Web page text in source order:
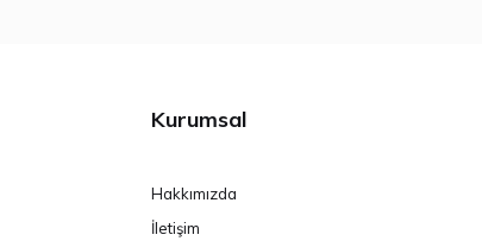
Kurumsal
Hakkımızda
İletişim